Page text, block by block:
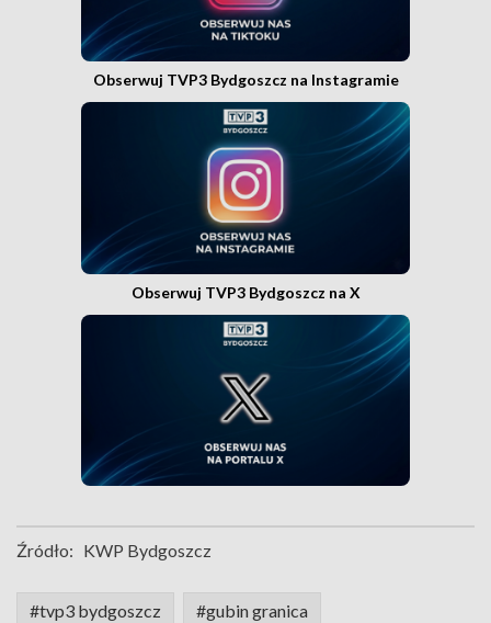
Obserwuj TVP3 Bydgoszcz na Instagramie
Obserwuj TVP3 Bydgoszcz na X
Źródło: KWP Bydgoszcz
#tvp3 bydgoszcz #gubin granica